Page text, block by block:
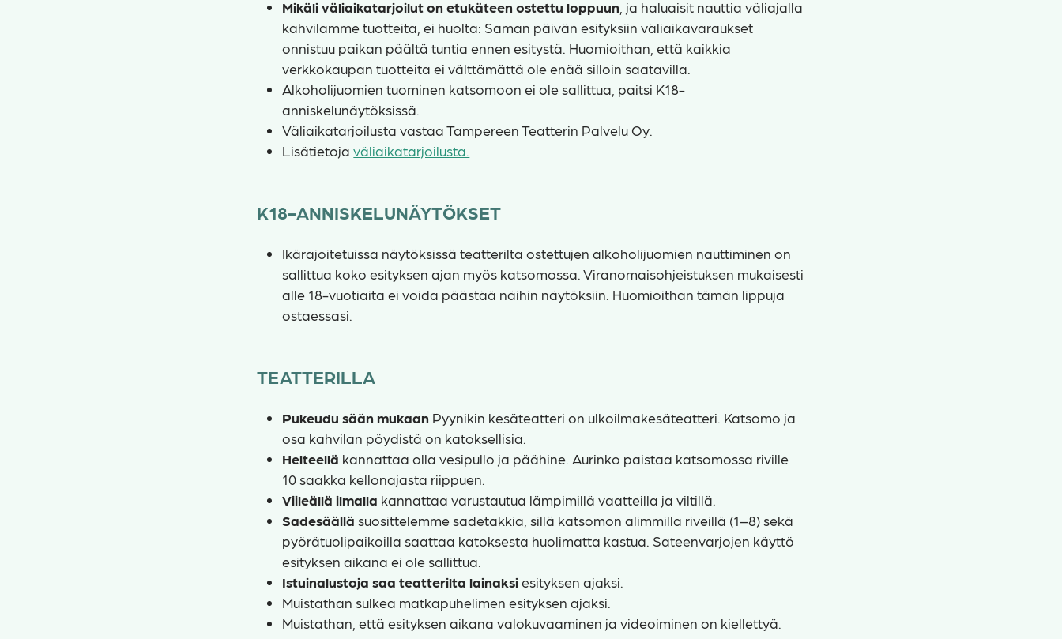
Mikäli väliaikatarjoilut on etukäteen ostettu loppuun , ja haluaisit nauttia väliajalla
kahvilamme tuotteita, ei huolta: Saman päivän esityksiin väliaikavaraukset
onnistuu paikan päältä tuntia ennen esitystä. Huomioithan, että kaikkia
verkkokaupan tuotteita ei välttämättä ole enää silloin saatavilla.
Alkoholijuomien tuominen katsomoon ei ole sallittua, paitsi K18-
anniskelunäytöksissä.
Väliaikatarjoilusta vastaa Tampereen Teatterin Palvelu Oy.
Lisätietojaväliaikatarjoilusta.
K18-ANNISKELUNÄYTÖKSET
Ikärajoitetuissa näytöksissä teatterilta ostettujen alkoholijuomien nauttiminen on
sallittua koko esityksen ajan myös katsomossa. Viranomaisohjeistuksen mukaisesti
alle 18-vuotiaita ei voida päästää näihin näytöksiin. Huomioithan tämän lippuja
ostaessasi.
TEATTERILLA
Pukeudu sään mukaan Pyynikin kesäteatteri on ulkoilmakesäteatteri. Katsomo ja
osa kahvilan pöydistä on katoksellisia.
Helteellä kannattaa olla vesipullo ja päähine. Aurinko paistaa katsomossa riville
10 saakka kellonajasta riippuen.
Viileällä ilmalla kannattaa varustautua lämpimillä vaatteilla ja viltillä.
Sadesäällä suosittelemme sadetakkia, sillä katsomon alimmilla riveillä (1–8) sekä
pyörätuolipaikoilla saattaa katoksesta huolimatta kastua. Sateenvarjojen käyttö
esityksen aikana ei ole sallittua.
Istuinalustoja saa teatterilta lainaksiesityksen ajaksi.
Muistathan sulkea matkapuhelimen esityksen ajaksi.
Muistathan, että esityksen aikana valokuvaaminen ja videoiminen on kiellettyä.